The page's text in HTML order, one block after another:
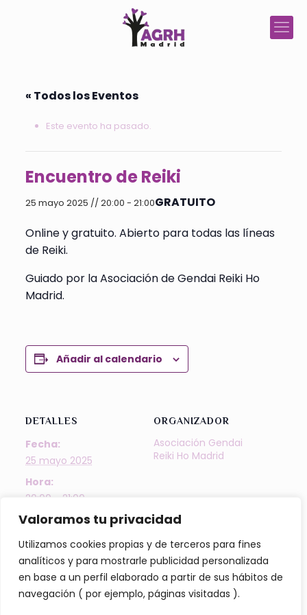
Valoramos tu privacidad
Utilizamos cookies propias y de terceros para fines
analíticos y para mostrarle publicidad personalizada
en base a un perfil elaborado a partir de sus hábitos de
navegación ( por ejemplo, páginas visitadas ).
« Todos los Eventos
Este evento ha pasado.
Encuentro de Reiki
25 mayo 2025 // 20:00 - 21:00GRATUITO
Online y gratuito. Abierto para todas las líneas
de Reiki.
Guiado por la Asociación de Gendai Reiki Ho
Madrid.
Añadir al calendario
DETALLES
Fecha:
25 mayo 2025
Hora:
20:00 - 21:00
Precio:
Categoría del
Evento:
Actividades
ORGANIZADOR
Asociación Gendai
Reiki Ho Madrid